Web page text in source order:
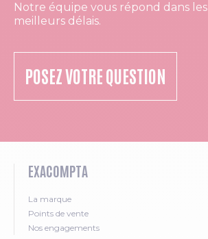
Notre équipe vous répond dans les
meilleurs délais.
POSEZ VOTRE QUESTION
EXACOMPTA
La marque
Points de vente
Nos engagements